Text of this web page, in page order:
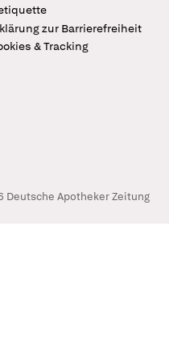
zur Barrierefreiheit
& Tracking
Deutsche Apotheker Zeitung